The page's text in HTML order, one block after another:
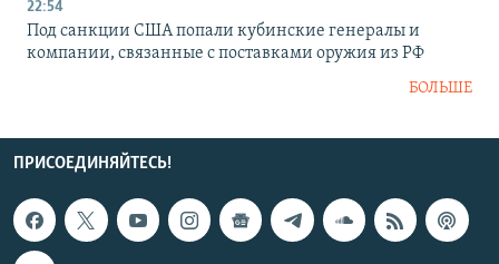
22:54
Под санкции США попали кубинские генералы и
компании, связанные с поставками оружия из РФ
БОЛЬШЕ
ПРИСОЕДИНЯЙТЕСЬ!